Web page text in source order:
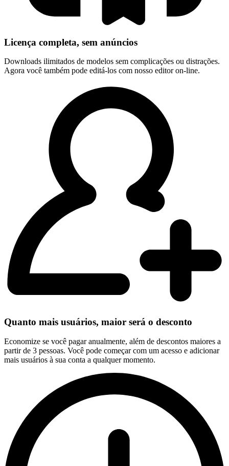
Licença completa, sem anúncios
Downloads ilimitados de modelos sem complicações ou distrações.
Agora você também pode editá-los com nosso editor on-line.
Quanto mais usuários, maior será o desconto
Economize se você pagar anualmente, além de descontos maiores a
partir de 3 pessoas. Você pode começar com um acesso e adicionar
mais usuários à sua conta a qualquer momento.